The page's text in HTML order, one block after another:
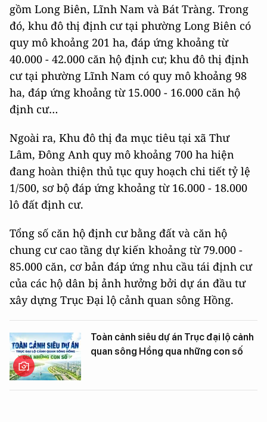
gồm Long Biên, Lĩnh Nam và Bát Tràng. Trong
đó, khu đô thị định cư tại phường Long Biên có
quy mô khoảng 201 ha, đáp ứng khoảng từ
40.000 - 42.000 căn hộ định cư; khu đô thị định
cư tại phường Lĩnh Nam có quy mô khoảng 98
ha, đáp ứng khoảng từ 15.000 - 16.000 căn hộ
định cư…
Ngoài ra, Khu đô thị đa mục tiêu tại xã Thư
Lâm, Đông Anh quy mô khoảng 700 ha hiện
đang hoàn thiện thủ tục quy hoạch chi tiết tỷ lệ
1/500, sơ bộ đáp ứng khoảng từ 16.000 - 18.000
lô đất định cư.
Tổng số căn hộ định cư bằng đất và căn hộ
chung cư cao tầng dự kiến khoảng từ 79.000 -
85.000 căn, cơ bản đáp ứng nhu cầu tái định cư
của các hộ dân bị ảnh hưởng bởi dự án đầu tư
xây dựng Trục Đại lộ cảnh quan sông Hồng.
Toàn cảnh siêu dự án Trục đại lộ cảnh
quan sông Hồng qua những con số